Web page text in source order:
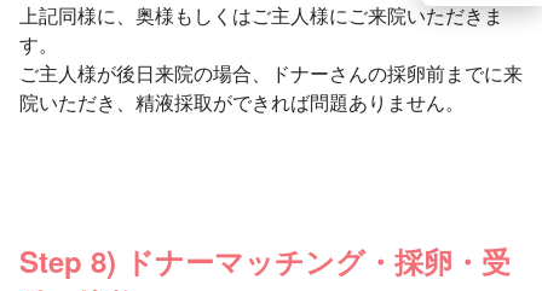
上記同様に、奥様もしくはご主人様にご来院いただきま
す。
ご主人様が後日来院の場合、ドナーさんの採卵前までに来
院いただき、精液採取ができれば問題ありません。
Step 8) ドナーマッチング・採卵・受